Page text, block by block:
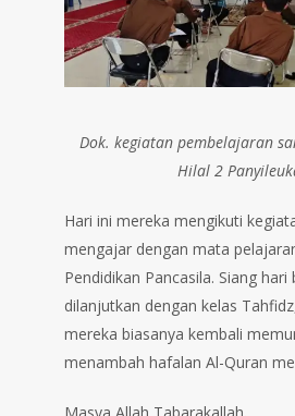
Dok. kegiatan pembelajaran
Hilal 2
Hari ini mereka mengikuti
mengajar dengan mata
Pendidikan Pancasila. Siang hari
dilanjutkan dengan kelas
mereka biasanya kembali
menambah hafalan Al-Quran